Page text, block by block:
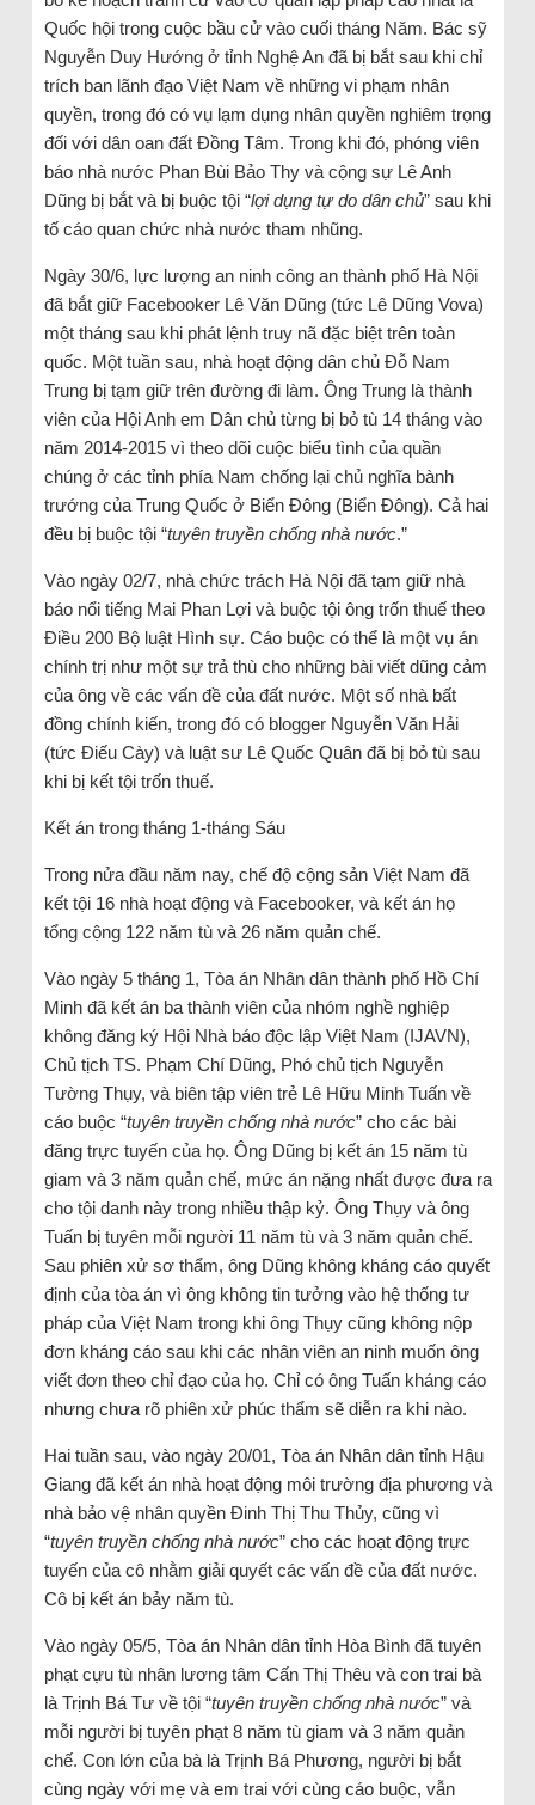
Quốc hội trong cuộc bầu cử vào cuối tháng Năm. Bác sỹ
Nguyễn Duy Hướng ở tỉnh Nghệ An đã bị bắt sau khi chỉ
trích ban lãnh đạo Việt Nam về những vi phạm nhân
quyền, trong đó có vụ lạm dụng nhân quyền nghiêm trọng
đối với dân oan đất Đồng Tâm. Trong khi đó, phóng viên
báo nhà nước Phan Bùi Bảo Thy và cộng sự Lê Anh
Dũng bị bắt và bị buộc tội “lợi dụng tự do dân chủ” sau khi
tố cáo quan chức nhà nước tham nhũng.
Ngày 30/6, lực lượng an ninh công an thành phố Hà Nội
đã bắt giữ Facebooker Lê Văn Dũng (tức Lê Dũng Vova)
một tháng sau khi phát lệnh truy nã đặc biệt trên toàn
quốc. Một tuần sau, nhà hoạt động dân chủ Đỗ Nam
Trung bị tạm giữ trên đường đi làm. Ông Trung là thành
viên của Hội Anh em Dân chủ từng bị bỏ tù 14 tháng vào
năm 2014-2015 vì theo dõi cuộc biểu tình của quần
chúng ở các tỉnh phía Nam chống lại chủ nghĩa bành
trướng của Trung Quốc ở Biển Đông (Biển Đông). Cả hai
đều bị buộc tội “tuyên truyền chống nhà nước.”
Vào ngày 02/7, nhà chức trách Hà Nội đã tạm giữ nhà
báo nổi tiếng Mai Phan Lợi và buộc tội ông trốn thuế theo
Điều 200 Bộ luật Hình sự. Cáo buộc có thể là một vụ án
chính trị như một sự trả thù cho những bài viết dũng cảm
của ông về các vấn đề của đất nước. Một số nhà bất
đồng chính kiến, trong đó có blogger Nguyễn Văn Hải
(tức Điếu Cày) và luật sư Lê Quốc Quân đã bị bỏ tù sau
khi bị kết tội trốn thuế.
Kết án trong tháng 1-tháng Sáu
Trong nửa đầu năm nay, chế độ cộng sản Việt Nam đã
kết tội 16 nhà hoạt động và Facebooker, và kết án họ
tổng cộng 122 năm tù và 26 năm quản chế.
Vào ngày 5 tháng 1, Tòa án Nhân dân thành phố Hồ Chí
Minh đã kết án ba thành viên của nhóm nghề nghiệp
không đăng ký Hội Nhà báo độc lập Việt Nam (IJAVN),
Chủ tịch TS. Phạm Chí Dũng, Phó chủ tịch Nguyễn
Tường Thụy, và biên tập viên trẻ Lê Hữu Minh Tuấn về
cáo buộc “tuyên truyền chống nhà nước” cho các bài
đăng trực tuyến của họ. Ông Dũng bị kết án 15 năm tù
giam và 3 năm quản chế, mức án nặng nhất được đưa ra
cho tội danh này trong nhiều thập kỷ. Ông Thụy và ông
Tuấn bị tuyên mỗi người 11 năm tù và 3 năm quản chế.
Sau phiên xử sơ thẩm, ông Dũng không kháng cáo quyết
định của tòa án vì ông không tin tưởng vào hệ thống tư
pháp của Việt Nam trong khi ông Thụy cũng không nộp
đơn kháng cáo sau khi các nhân viên an ninh muốn ông
viết đơn theo chỉ đạo của họ. Chỉ có ông Tuấn kháng cáo
nhưng chưa rõ phiên xử phúc thẩm sẽ diễn ra khi nào.
Hai tuần sau, vào ngày 20/01, Tòa án Nhân dân tỉnh Hậu
Giang đã kết án nhà hoạt động môi trường địa phương và
nhà bảo vệ nhân quyền Đinh Thị Thu Thủy, cũng vì
“tuyên truyền chống nhà nước” cho các hoạt động trực
tuyến của cô nhằm giải quyết các vấn đề của đất nước.
Cô bị kết án bảy năm tù.
Vào ngày 05/5, Tòa án Nhân dân tỉnh Hòa Bình đã tuyên
phạt cựu tù nhân lương tâm Cấn Thị Thêu và con trai bà
là Trịnh Bá Tư về tội “tuyên truyền chống nhà nước” và
mỗi người bị tuyên phạt 8 năm tù giam và 3 năm quản
chế. Con lớn của bà là Trịnh Bá Phương, người bị bắt
cùng ngày với mẹ và em trai với cùng cáo buộc, vẫn